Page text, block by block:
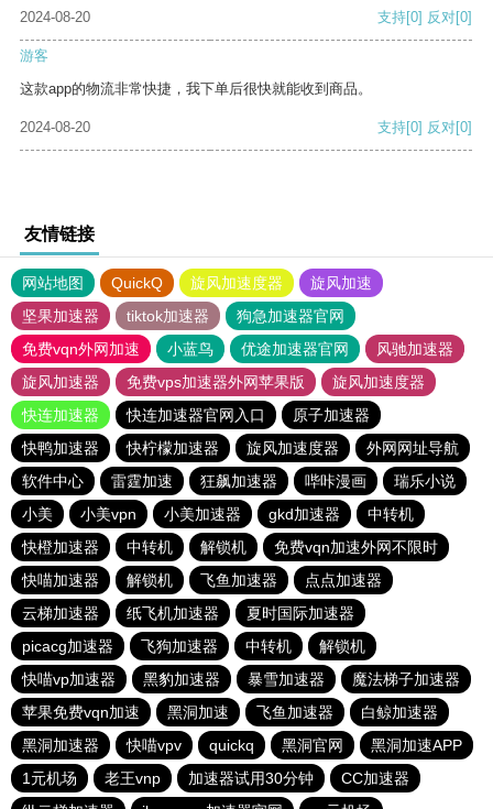
2024-08-20
支持[0] 反对[0]
游客
这款app的物流非常快捷，我下单后很快就能收到商品。
2024-08-20 支持[0] 反对[0]
友情链接
网站地图 QuickQ 旋风加速度器
旋风加速
坚果加速器
tiktok加速器
狗急加速器官网
免费vqn外网加速
小蓝鸟 优途加速器官网
风驰加速器
旋风加速器
免费vps加速器外网苹果版
旋风加速度器
快连加速器
快连加速器官网入口
原子加速器
快鸭加速器
快柠檬加速器 旋风加速度器
外网网址导航
软件中心
雷霆加速 狂飙加速器 哔咔漫画
瑞乐小说
小美
小美vpn 小美加速器 gkd加速器
中转机
快橙加速器
中转机 解锁机
免费vqn加速外网不限时
快喵加速器
解锁机 飞鱼加速器
点点加速器
云梯加速器
纸飞机加速器
夏时国际加速器
picacg加速器
飞狗加速器 中转机
解锁机
快喵vp加速器
黑豹加速器 暴雪加速器
魔法梯子加速器
苹果免费vqn加速
黑洞加速 飞鱼加速器
白鲸加速器
黑洞加速器
快喵vpv quickq 黑洞官网
黑洞加速APP
1元机场
老王vnp 加速器试用30分钟
CC加速器